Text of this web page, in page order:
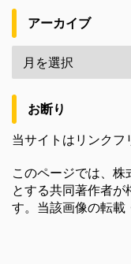
アーカイブ
お断り
当サイトはリンクフ
このページでは、
とする共同著作者が
す。当該画像の転載